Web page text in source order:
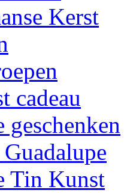
Kerst
cadeau
geschenken
Tin Kunst